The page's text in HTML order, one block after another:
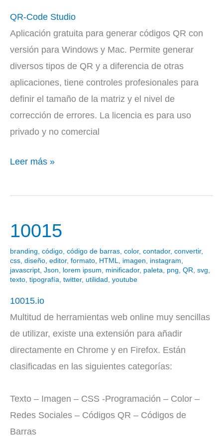
QR-Code Studio
Aplicación gratuita para generar códigos QR con
versión para Windows y Mac. Permite generar
diversos tipos de QR y a diferencia de otras
aplicaciones, tiene controles profesionales para
definir el tamaño de la matriz y el nivel de
corrección de errores. La licencia es para uso
privado y no comercial
Leer más »
10015
branding código código de barras color, contador, convertir,
css diseño editor, formato HTML imagen instagram
javascript Json lorem ipsum minificador, paleta png QR svg
texto tipografía twitter, utilidad youtube
10015.io
Multitud de herramientas web online muy sencillas
de utilizar, existe una extensión para añadir
directamente en Chrome y en Firefox. Están
clasificadas en las siguientes categorías:
Texto – Imagen – CSS -Programación – Color –
Redes Sociales – Códigos QR – Códigos de
Barras
10015